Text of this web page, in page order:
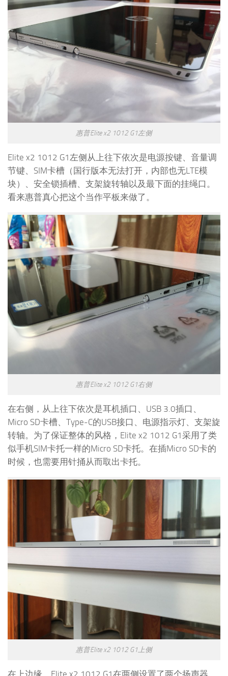
惠普Elite x2 1012 G1左侧
Elite x2 1012 G1左侧从上往下依次是电源按键、音量调
节键、SIM卡槽（国行版本无法打开，内部也无LTE模
块）、安全锁插槽、支架旋转轴以及最下面的挂绳口。
看来惠普真心把这个当作平板来做了。
惠普Elite x2 1012 G1右侧
在右侧，从上往下依次是耳机插口、USB 3.0插口、
Micro SD卡槽、Type-C的USB接口、电源指示灯、支架旋
转轴。为了保证整体的风格，Elite x2 1012 G1采用了类
似手机SIM卡托一样的Micro SD卡托。在插Micro SD卡的
时候，也需要用针捅从而取出卡托。
惠普Elite x2 1012 G1上侧
在上边缘，Elite x2 1012 G1在两侧设置了两个扬声器。